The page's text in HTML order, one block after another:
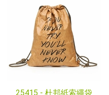
25415 - 杜邦紙索繩袋